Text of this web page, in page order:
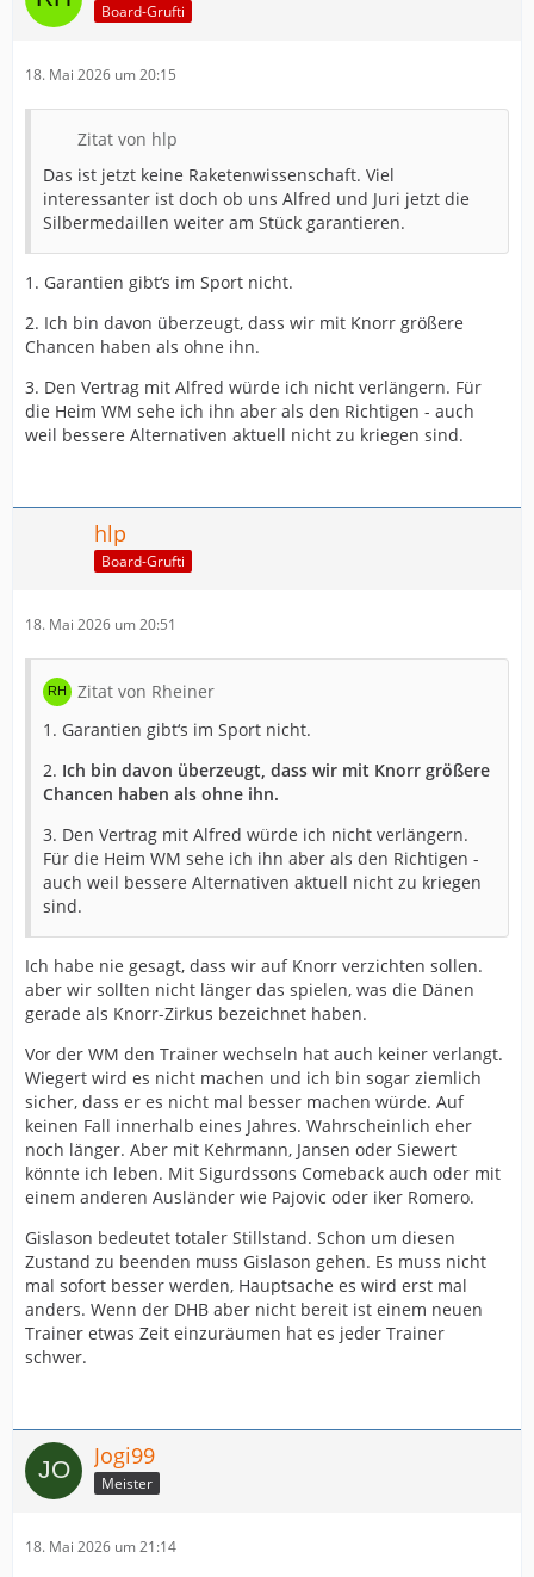
Board-Grufti
18. Mai 2026 um 20:15
Zitat von hlp
Das ist jetzt keine Raketenwissenschaft. Viel
interessanter ist doch ob uns Alfred und Juri jetzt die
Silbermedaillen weiter am Stück garantieren.
1. Garantien gibt‘s im Sport nicht.
2. Ich bin davon überzeugt, dass wir mit Knorr größere
Chancen haben als ohne ihn.
3. Den Vertrag mit Alfred würde ich nicht verlängern. Für
die Heim WM sehe ich ihn aber als den Richtigen - auch
weil bessere Alternativen aktuell nicht zu kriegen sind.
hlp
Board-Grufti
18. Mai 2026 um 20:51
Zitat von Rheiner
1. Garantien gibt‘s im Sport nicht.
2. Ich bin davon überzeugt, dass wir mit Knorr größere
Chancen haben als ohne ihn.
3. Den Vertrag mit Alfred würde ich nicht verlängern.
Für die Heim WM sehe ich ihn aber als den Richtigen -
auch weil bessere Alternativen aktuell nicht zu kriegen
sind.
Ich habe nie gesagt, dass wir auf Knorr verzichten sollen.
aber wir sollten nicht länger das spielen, was die Dänen
gerade als Knorr-Zirkus bezeichnet haben.
Vor der WM den Trainer wechseln hat auch keiner verlangt.
Wiegert wird es nicht machen und ich bin sogar ziemlich
sicher, dass er es nicht mal besser machen würde. Auf
keinen Fall innerhalb eines Jahres. Wahrscheinlich eher
noch länger. Aber mit Kehrmann, Jansen oder Siewert
könnte ich leben. Mit Sigurdssons Comeback auch oder mit
einem anderen Ausländer wie Pajovic oder iker Romero.
Gislason bedeutet totaler Stillstand. Schon um diesen
Zustand zu beenden muss Gislason gehen. Es muss nicht
mal sofort besser werden, Hauptsache es wird erst mal
anders. Wenn der DHB aber nicht bereit ist einem neuen
Trainer etwas Zeit einzuräumen hat es jeder Trainer
schwer.
Jogi99
Meister
18. Mai 2026 um 21:14